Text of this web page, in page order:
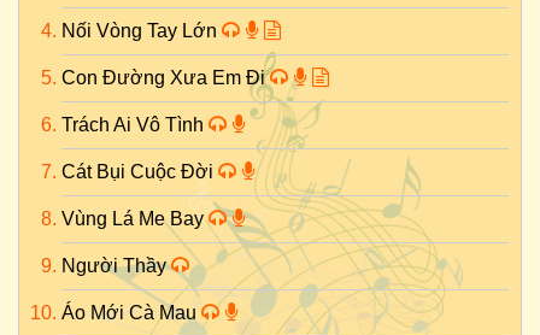
Nối Vòng Tay Lớn
Con Đường Xưa Em Đi
Trách Ai Vô Tình
Cát Bụi Cuộc Đời
Vùng Lá Me Bay
Người Thầy
Áo Mới Cà Mau